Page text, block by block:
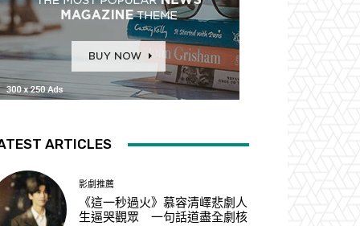
ARTICLES
影劇推薦
《這一秒過火》慕容清嶧悲劇人
生逼哭觀眾 一句話道盡全劇核